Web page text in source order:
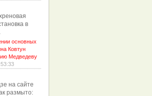
в
основных
Ковтун
Медведеву
на сайте
размыто: